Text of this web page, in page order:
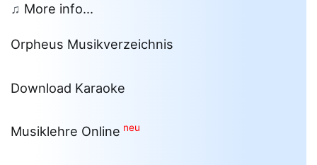
♫ More info...
Orpheus Musikverzeichnis
Download Karaoke
Musiklehre Online neu